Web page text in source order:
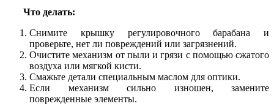
Что делать:
Снимите крышку регулировочного барабана и
проверьте, нет ли повреждений или загрязнений.
Очистите механизм от пыли и грязи с помощью сжатого
воздуха или мягкой кисти.
Смажьте детали специальным маслом для оптики.
Если механизм сильно изношен, замените
поврежденные элементы.